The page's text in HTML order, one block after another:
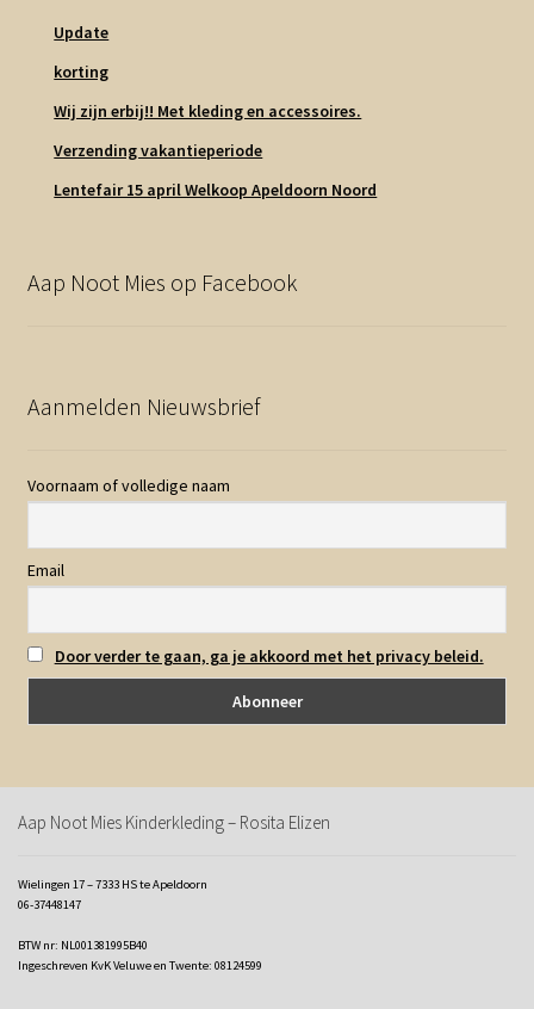
Update
korting
Wij zijn erbij!! Met kleding en accessoires.
Verzending vakantieperiode
Lentefair 15 april Welkoop Apeldoorn Noord
Aap Noot Mies op Facebook
Aanmelden Nieuwsbrief
Voornaam of volledige naam
Email
Door verder te gaan, ga je akkoord met het privacy beleid.
Aap Noot Mies Kinderkleding – Rosita Elizen
Wielingen 17 – 7333 HS te Apeldoorn
06-37448147
BTW nr: NL001381995B40
Ingeschreven KvK Veluwe en Twente: 08124599